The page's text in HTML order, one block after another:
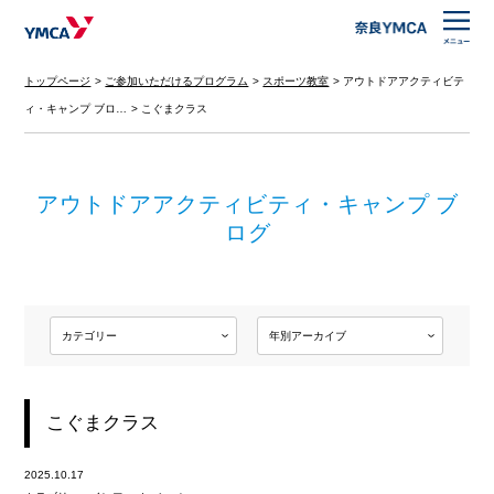
トップページ ご参加いただけるプログラム スポーツ教室 アウトドアアクティビテ
ィ・キャンプ ブロ… こぐまクラス
アウトドアアクティビティ・キャンプ ブ
ログ
こぐまクラス
2025.10.17